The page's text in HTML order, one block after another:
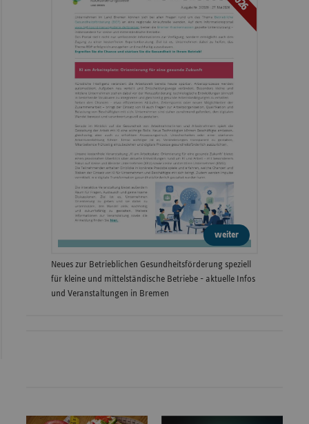
weiter
Neues zur Betrieblichen Gesundheitsförderung speziell
für kleine und mittelständische Betriebe - aktuelle Infos
und Veranstaltungen in Bremen